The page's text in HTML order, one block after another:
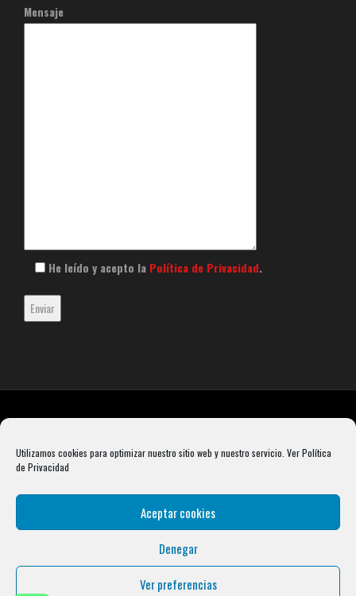
Utilizamos cookies para optimizar nuestro sitio web y nuestro servicio. Ver Política
de Privacidad
Aceptar cookies
Denegar
Ver preferencias
Mensaje
He leído y acepto la Política de Privacidad.
Rebel Barbell S.L. B66099904 Pasaje Rustullet 18, 08041 (Barcelona)
info@condalcrossfit.com © Copyright 2025 Condal Crossfit -Blog-Política de
Política de Cookies -Aviso Legal| Designed by